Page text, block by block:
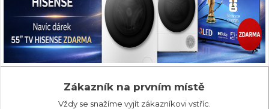
Zákazník na prvním místě
Vždy se snažíme vyjít zákazníkovi vstříc.